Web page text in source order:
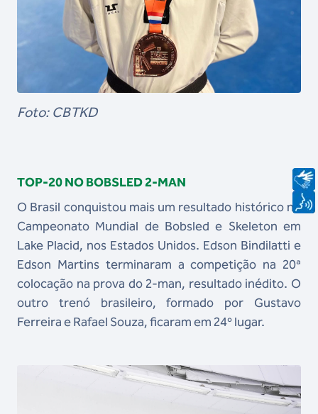
Foto: CBTKD
TOP-20 NO BOBSLED 2-MAN
O Brasil conquistou mais um resultado histórico no
Campeonato Mundial de Bobsled e Skeleton em
Lake Placid, nos Estados Unidos. Edson Bindilatti e
Edson Martins terminaram a competição na 20ª
colocação na prova do 2-man, resultado inédito. O
outro trenó brasileiro, formado por Gustavo
Ferreira e Rafael Souza, ficaram em 24º lugar.